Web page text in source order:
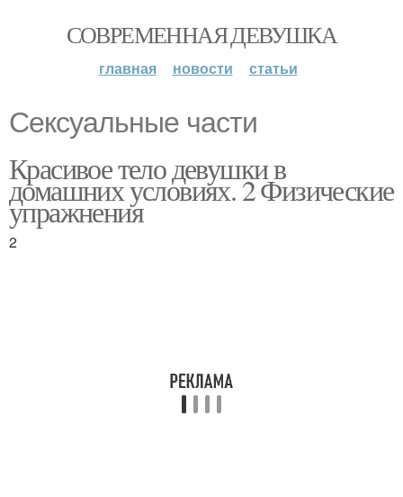
СОВРЕМЕННАЯ ДЕВУШКА
главная новости статьи
Сексуальные части
Красивое тело девушки в
домашних условиях. 2 Физические
упражнения
2